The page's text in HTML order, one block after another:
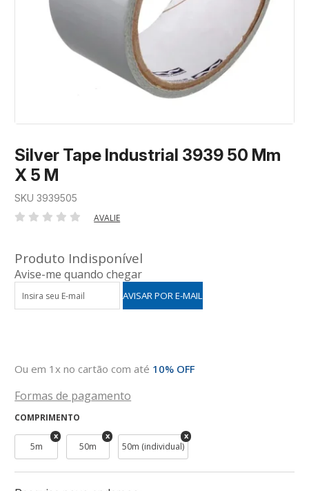
Silver Tape Industrial 3939 50 Mm
X 5 M
SKU 3939505
AVALIE
Produto Indisponível
Avise-me quando chegar
Ou em 1x no cartão com até 10% OFF
Formas de pagamento
COMPRIMENTO
5m 50m 50m (individual)